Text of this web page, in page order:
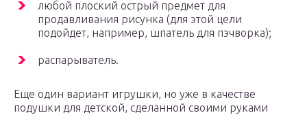
любой плоский острый предмет для
продавливания рисунка (для этой цели
подойдет, например, шпатель для пэчворка);
распарыватель.
Еще один вариант игрушки, но уже в качестве
подушки для детской, сделанной своими руками